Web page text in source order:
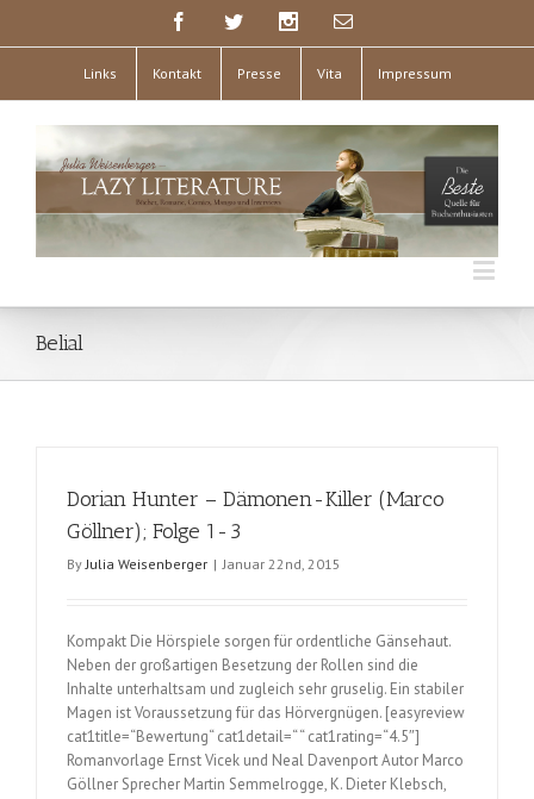
Links Kontakt Presse Vita Impressum
Belial
Dorian Hunter – Dämonen-Killer (Marco
Göllner); Folge 1-3
ByJulia Weisenberger | Januar 22nd, 2015
Kompakt Die Hörspiele sorgen für ordentliche Gänsehaut.
Neben der großartigen Besetzung der Rollen sind die
Inhalte unterhaltsam und zugleich sehr gruselig. Ein stabiler
Magen ist Voraussetzung für das Hörvergnügen. [easyreview
cat1title=“Bewertung“ cat1detail=“ “ cat1rating=“4.5″]
Romanvorlage Ernst Vicek und Neal Davenport Autor Marco
Göllner Sprecher Martin Semmelrogge, K. Dieter Klebsch,